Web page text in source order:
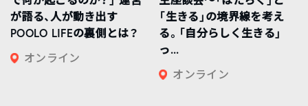
が語る、人が動き出す
POOLO LIFEの裏側とは？
オンライン
「生きる」の境界線を考え
る。「自分らしく生きる」
っ...
オンライン